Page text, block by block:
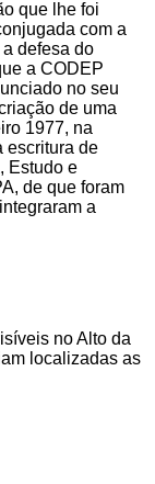
que lhe foi
com a
defesa do
a CODEP
no seu
de uma
1977, na
escritura de
Estudo e
de que foram
a
no Alto da
localizadas as